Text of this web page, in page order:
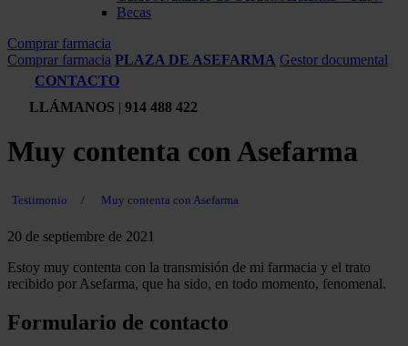
Becas
Comprar farmacia
Comprar farmacia PLAZA DE ASEFARMA Gestor documental
CONTACTO
LLÁMANOS | 914 488 422
Muy contenta con Asefarma
Testimonio / Muy contenta con Asefarma
20 de septiembre de 2021
Estoy muy contenta con la transmisión de mi farmacia y el trato
recibido por Asefarma, que ha sido, en todo momento, fenomenal.
Formulario de contacto